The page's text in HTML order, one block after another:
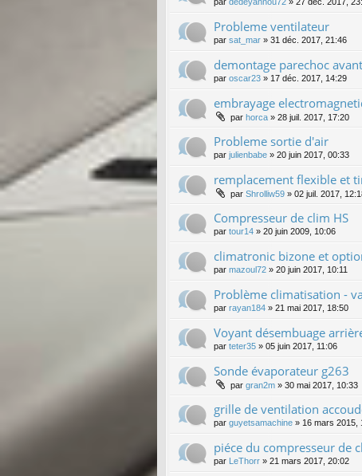
Probleme ventilateur
par sat_mar » 31 déc. 2017, 21:46
demontage parechoc
par oscar23 » 17 déc. 2017, 14:29
embrayage
par horca » 28 juil. 2017, 17:20
Probleme sortie d'air
par julienbabe » 20 juin 2017, 00:33
remplacement flexible et
par Shrolliw59 » 02 juil. 2017,
Compresseur de clim HS
par tour14 » 20 juin 2009, 10:06
climatronic bizone et
par mazoul72 » 20 juin 2017, 10:11
Problème climatisation -
par rayan184 » 21 mai 2017, 18:50
Voyant désembuage
par teter35 » 05 juin 2017, 11:06
Sonde évaporateur g263
par gran2m » 30 mai 2017, 10:33
grille de ventilation
par guyetsamachine » 16 mars 2015,
piéce du compresseur de
par LeThorr » 21 mars 2017, 20:02